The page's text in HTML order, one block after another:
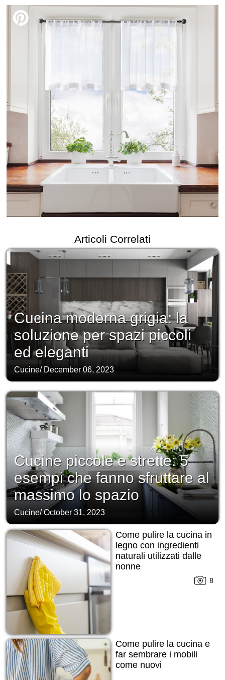
Articoli Correlati
Cucina moderna grigia: la
soluzione per spazi piccoli
ed eleganti
Cucine/ December 06, 2023
Cucine piccole e strette: 5
esempi che fanno sfruttare al
massimo lo spazio
Cucine/October 31, 2023
Come pulire la cucina in
legno con ingredienti
naturali utilizzati dalle
nonne
8
Come pulire la cucina e
far sembrare i mobili
come nuovi